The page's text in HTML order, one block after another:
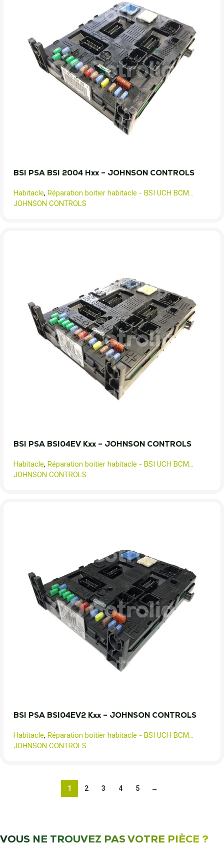
BSI PSA BSI 2004 Hxx – JOHNSON CONTROLS
Habitacle, Réparation boitier habitacle - BSI UCH BCM...
JOHNSON CONTROLS
BSI PSA BSI04EV Kxx – JOHNSON CONTROLS
Habitacle, Réparation boitier habitacle - BSI UCH BCM...
JOHNSON CONTROLS
BSI PSA BSI04EV2 Kxx – JOHNSON CONTROLS
Habitacle, Réparation boitier habitacle - BSI UCH BCM...
JOHNSON CONTROLS
1 2 3 4 5 →
VOUS NE TROUVEZ PAS VOTRE PIÈCE ?